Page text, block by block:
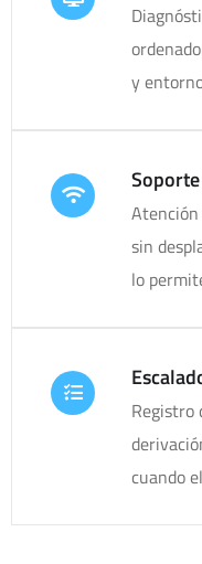
y
sin
lo
Registro
cuando